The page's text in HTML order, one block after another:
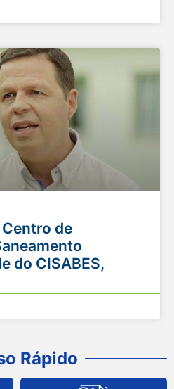
de
do CISABES,
Rápido